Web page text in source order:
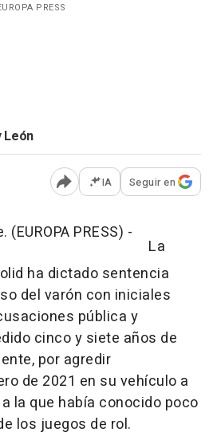
PRESS
León
Abrir opciones para
IA Seguir en
(EUROPA PRESS) -
La
ha dictado sentencia
del varón con iniciales
pública y
cinco y siete años de
por agredir
de 2021 en su vehículo a
la que había conocido poco
los juegos de rol.